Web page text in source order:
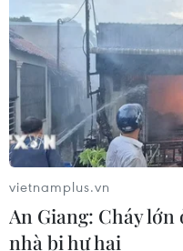
CƠ QUAN CHỦ QUẢN: THÔNG TẤN
Tổng Biên tập: TRẦN
vietnamplus.vn
An Giang: Cháy lớn
nhà bị hư hại